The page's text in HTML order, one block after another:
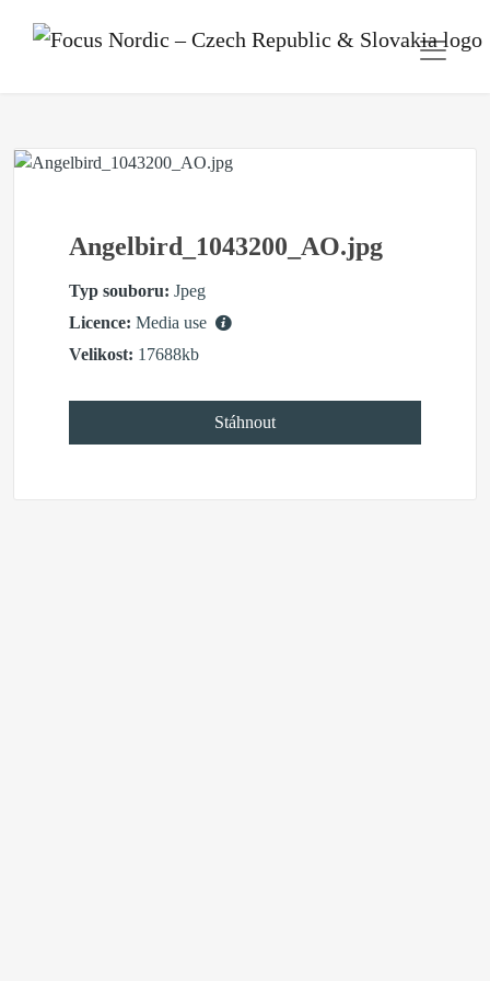
Angelbird_1043200_AO.jpg
Typ souboru: Jpeg
Licence: Media use
Velikost: 17688kb
Stáhnout